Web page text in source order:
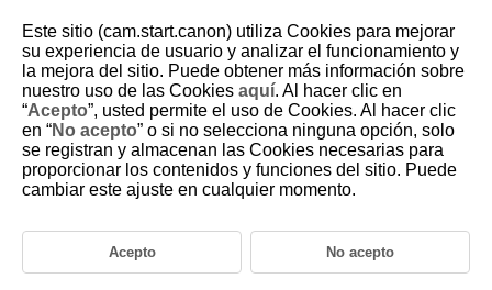
D375-024
Control rápido
Puede seleccionar y establecer directa e intuitivamente los ajustes que
Presione
Este sitio (cam.start.canon) utiliza Cookies para mejorar
su experiencia de usuario y analizar el funcionamiento y
la mejora del sitio. Puede obtener más información sobre
nuestro uso de las Cookies aquí. Al hacer clic en
“Acepto”, usted permite el uso de Cookies. Al hacer clic
en “No acepto” o si no selecciona ninguna opción, solo
se registran y almacenan las Cookies necesarias para
proporcionar los contenidos y funciones del sitio. Puede
cambiar este ajuste en cualquier momento.
Acepto No acepto